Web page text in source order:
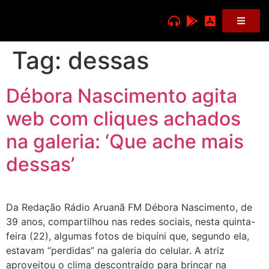
Tag: dessas
Débora Nascimento agita
web com cliques achados
na galeria: ‘Que ache mais
dessas’
Da Redação Rádio Aruanã FM Débora Nascimento, de
39 anos, compartilhou nas redes sociais, nesta quinta-
feira (22), algumas fotos de biquíni que, segundo ela,
estavam “perdidas” na galeria do celular. A atriz
aproveitou o clima descontraído para brincar na